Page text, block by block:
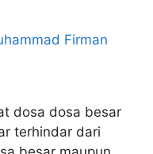
Firman
dosa dosa besar
terhindar dari